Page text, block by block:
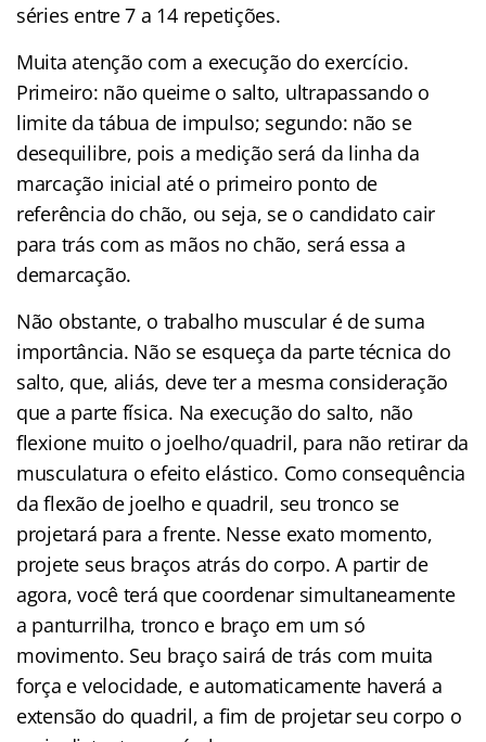
séries entre 7 a 14 repetições.
Muita atenção com a execução do exercício.
Primeiro: não queime o salto, ultrapassando o
limite da tábua de impulso; segundo: não se
desequilibre, pois a medição será da linha da
marcação inicial até o primeiro ponto de
referência do chão, ou seja, se o candidato cair
para trás com as mãos no chão, será essa a
demarcação.
Não obstante, o trabalho muscular é de suma
importância. Não se esqueça da parte técnica do
salto, que, aliás, deve ter a mesma consideração
que a parte física. Na execução do salto, não
flexione muito o joelho/quadril, para não retirar da
musculatura o efeito elástico. Como consequência
da flexão de joelho e quadril, seu tronco se
projetará para a frente. Nesse exato momento,
projete seus braços atrás do corpo. A partir de
agora, você terá que coordenar simultaneamente
a panturrilha, tronco e braço em um só
movimento. Seu braço sairá de trás com muita
força e velocidade, e automaticamente haverá a
extensão do quadril, a fim de projetar seu corpo o